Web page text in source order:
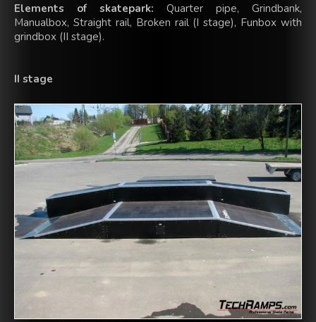
Elements of skatepark: Quarter pipe, Grindbank,
Manualbox, Straight rail, Broken rail (I stage), Funbox with
grindbox (II stage).
II stage